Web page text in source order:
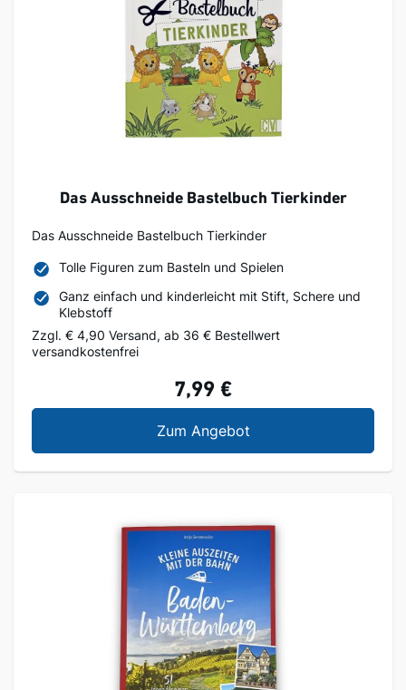
Das Ausschneide Bastelbuch Tierkinder
Das Ausschneide Bastelbuch Tierkinder
Tolle Figuren zum Basteln und Spielen
Ganz einfach und kinderleicht mit Stift, Schere und
Klebstoff
Zzgl. € 4,90 Versand, ab 36 € Bestellwert
versandkostenfrei
7,99 €
Zum AngebotDas Ausschneide